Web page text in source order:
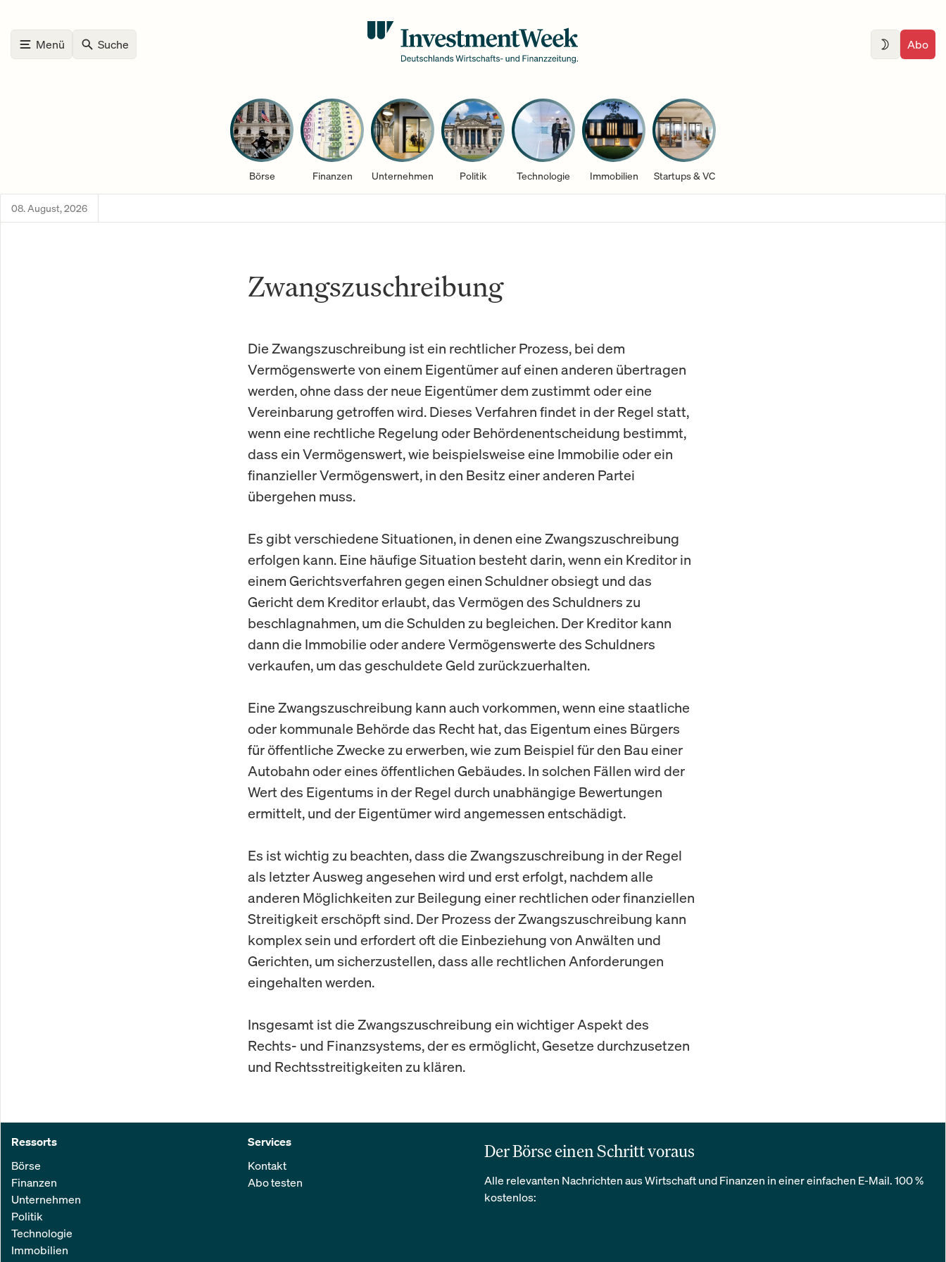
Menü Suche Abo
Börse Finanzen Unternehmen Politik Technologie Immobilien Startups & VC
08. August, 2026
Zwangszuschreibung
Die Zwangszuschreibung ist ein rechtlicher Prozess, bei dem
Vermögenswerte von einem Eigentümer auf einen anderen übertragen
werden, ohne dass der neue Eigentümer dem zustimmt oder eine
Vereinbarung getroffen wird. Dieses Verfahren findet in der Regel statt,
wenn eine rechtliche Regelung oder Behördenentscheidung bestimmt,
dass ein Vermögenswert, wie beispielsweise eine Immobilie oder ein
finanzieller Vermögenswert, in den Besitz einer anderen Partei
übergehen muss.
Es gibt verschiedene Situationen, in denen eine Zwangszuschreibung
erfolgen kann. Eine häufige Situation besteht darin, wenn ein Kreditor in
einem Gerichtsverfahren gegen einen Schuldner obsiegt und das
Gericht dem Kreditor erlaubt, das Vermögen des Schuldners zu
beschlagnahmen, um die Schulden zu begleichen. Der Kreditor kann
dann die Immobilie oder andere Vermögenswerte des Schuldners
verkaufen, um das geschuldete Geld zurückzuerhalten.
Eine Zwangszuschreibung kann auch vorkommen, wenn eine staatliche
oder kommunale Behörde das Recht hat, das Eigentum eines Bürgers
für öffentliche Zwecke zu erwerben, wie zum Beispiel für den Bau einer
Autobahn oder eines öffentlichen Gebäudes. In solchen Fällen wird der
Wert des Eigentums in der Regel durch unabhängige Bewertungen
ermittelt, und der Eigentümer wird angemessen entschädigt.
Es ist wichtig zu beachten, dass die Zwangszuschreibung in der Regel
als letzter Ausweg angesehen wird und erst erfolgt, nachdem alle
anderen Möglichkeiten zur Beilegung einer rechtlichen oder finanziellen
Streitigkeit erschöpft sind. Der Prozess der Zwangszuschreibung kann
komplex sein und erfordert oft die Einbeziehung von Anwälten und
Gerichten, um sicherzustellen, dass alle rechtlichen Anforderungen
eingehalten werden.
Insgesamt ist die Zwangszuschreibung ein wichtiger Aspekt des
Rechts- und Finanzsystems, der es ermöglicht, Gesetze durchzusetzen
und Rechtsstreitigkeiten zu klären.
Ressorts
Börse
Finanzen
Unternehmen
Politik
Technologie
Immobilien
Services
Kontakt
Abo testen
Der Börse einen Schritt voraus
Alle relevanten Nachrichten aus Wirtschaft und Finanzen in einer einfachen E-Mail. 100 %
kostenlos: